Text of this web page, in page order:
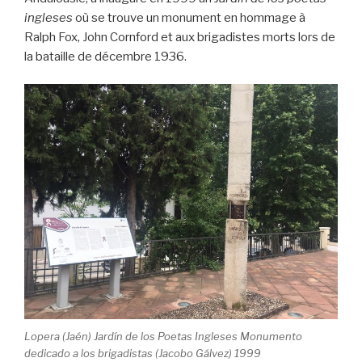
ingleses où se trouve un monument en hommage à
Ralph Fox, John Cornford et aux brigadistes morts lors de
la bataille de décembre 1936.
Lopera (Jaén) Jardín de los Poetas Ingleses Monumento
dedicado a los brigadistas (Jacobo Gálvez) 1999